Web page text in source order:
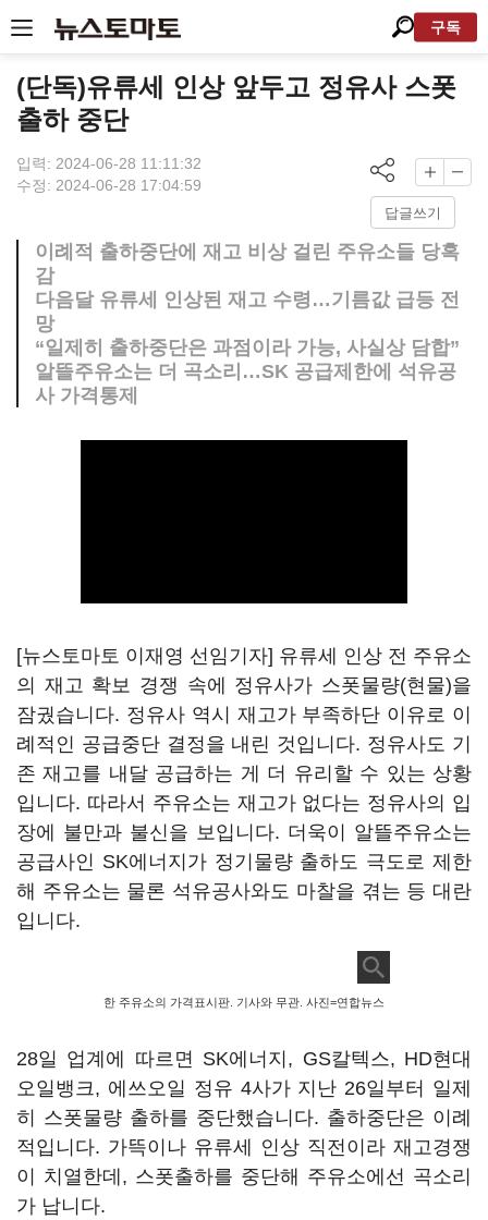
구독
(단독)유류세 인상 앞두고 정유사 스폿
출하 중단
입력: 2024-06-28 11:11:32
수정: 2024-06-28 17:04:59
답글쓰기
이례적 출하중단에 재고 비상 걸린 주유소들 당혹
감
다음달 유류세 인상된 재고 수령…기름값 급등 전
망
“일제히 출하중단은 과점이라 가능, 사실상 담합”
알뜰주유소는 더 곡소리…SK 공급제한에 석유공
사 가격통제
[뉴스토마토 이재영 선임기자] 유류세 인상 전 주유소
의 재고 확보 경쟁 속에 정유사가 스폿물량(현물)을
잠궜습니다. 정유사 역시 재고가 부족하단 이유로 이
례적인 공급중단 결정을 내린 것입니다. 정유사도 기
존 재고를 내달 공급하는 게 더 유리할 수 있는 상황
입니다. 따라서 주유소는 재고가 없다는 정유사의 입
장에 불만과 불신을 보입니다. 더욱이 알뜰주유소는
공급사인 SK에너지가 정기물량 출하도 극도로 제한
해 주유소는 물론 석유공사와도 마찰을 겪는 등 대란
입니다.
한 주유소의 가격표시판. 기사와 무관. 사진=연합뉴스
28일 업계에 따르면 SK에너지, GS칼텍스, HD현대
오일뱅크, 에쓰오일 정유 4사가 지난 26일부터 일제
히 스폿물량 출하를 중단했습니다. 출하중단은 이례
적입니다. 가뜩이나 유류세 인상 직전이라 재고경쟁
이 치열한데, 스폿출하를 중단해 주유소에선 곡소리
가 납니다.